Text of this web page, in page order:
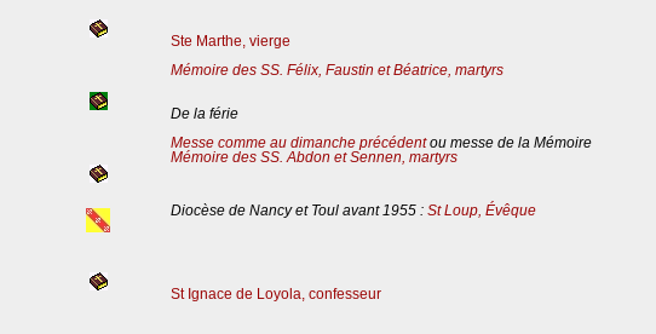
Ste Marthe, vierge
Mémoire des SS. Félix, Faustin et Béatrice, martyrs
De la férie
Messe comme au dimanche précédentou messe de la Mémoire
Mémoire des SS. Abdon et Sennen, martyrs
Diocèse de Nancy et Toul avant 1955 : St Loup, Évêque
St Ignace de Loyola, confesseur